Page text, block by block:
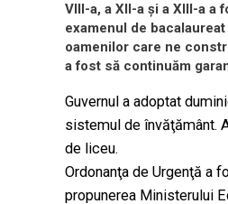
VIII-a, a XII-a şi a XIII-a
examenul de
oamenilor care ne
a fost să continuăm
Guvernul a adoptat
sistemul de învăţământ.
de liceu.
Ordonanţa de Urgenţă a
propunerea Ministerului